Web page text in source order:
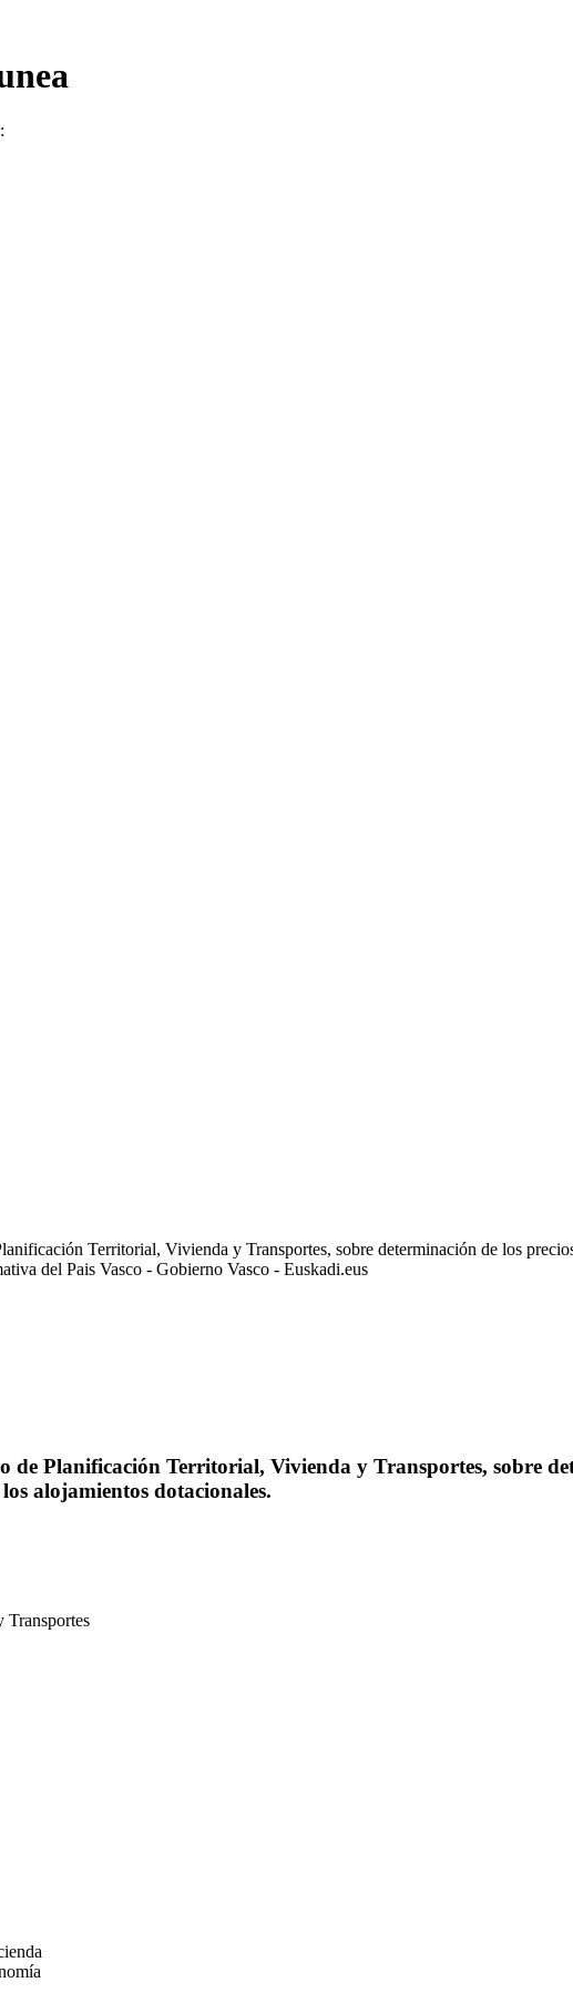
Territorial, Vivienda y Transportes, sobre determinación de los
del Pais Vasco - Gobierno Vasco - Euskadi.eus
de Planificación Territorial, Vivienda y Transportes, sobre
alojamientos dotacionales.